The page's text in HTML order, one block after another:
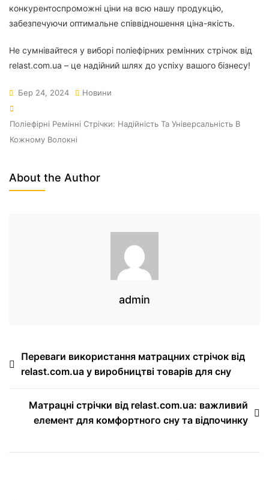
конкурентоспроможні ціни на всю нашу продукцію,
забезпечуючи оптимальне співвідношення ціна-якість.
Не сумнівайтеся у виборі поліефірних ремінних стрічок від
relast.com.ua – це надійний шлях до успіху вашого бізнесу!
Бер 24, 2024 Новини
Поліефірні Ремінні Стрічки: Надійність Та Універсальність В
Кожному Волокні
About the Author
admin
Переваги використання матрацних стрічок від
relast.com.ua у виробництві товарів для сну
Матрацні стрічки від relast.com.ua: важливий
елемент для комфортного сну та відпочинку